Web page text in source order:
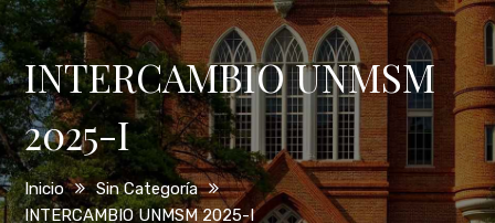
INTERCAMBIO UNMSM
2025-I
Inicio
Sin Categoría
INTERCAMBIO UNMSM 2025-I